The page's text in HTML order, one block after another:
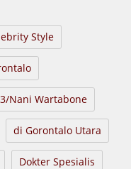
Style
Nani Wartabone
di Gorontalo Utara
Dokter Spesialis